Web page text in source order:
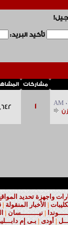
تأكيد البريد:
مشاركات
1
واجهزة تحديد
| الأخبار المنقولة |
|نيـــــــــسان |
|أودى |بـى إم